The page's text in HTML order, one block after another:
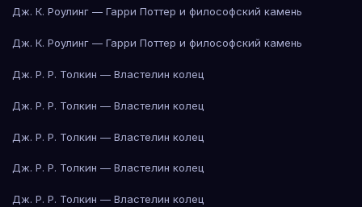
Дж. К. Роулинг — Гарри Поттер и философский камень
Дж. К. Роулинг — Гарри Поттер и философский камень
Дж. Р. Р. Толкин — Властелин колец
Дж. Р. Р. Толкин — Властелин колец
Дж. Р. Р. Толкин — Властелин колец
Дж. Р. Р. Толкин — Властелин колец
Дж. Р. Р. Толкин — Властелин колец